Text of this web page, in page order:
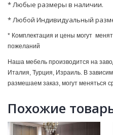
* Любые размеры в наличии.
* Любой Индивидуальный
* Комплектация и цены могут
пожеланий
Наша мебель производится на
Италия, Турция, Израиль. В
размешаем заказ, могут мeняться
Похожие